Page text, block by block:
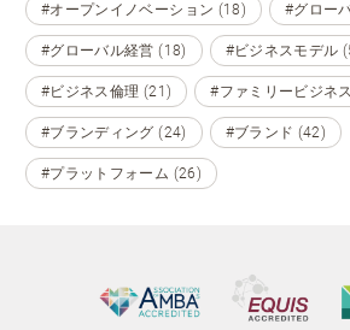
#オープンイノベーション (18) #グロー
#グローバル経営 (18) #ビジネスモデル
#ビジネス倫理 (21) #ファミリービジネ
#ブランディング (24) #ブランド (42)
#プラットフォーム (26)